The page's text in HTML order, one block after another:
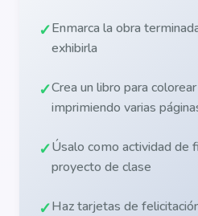
Enmarca la obra
exhibirla
Crea un libro para colorear
imprimiendo varias
Úsalo como actividad de
proyecto de clase
Haz tarjetas de